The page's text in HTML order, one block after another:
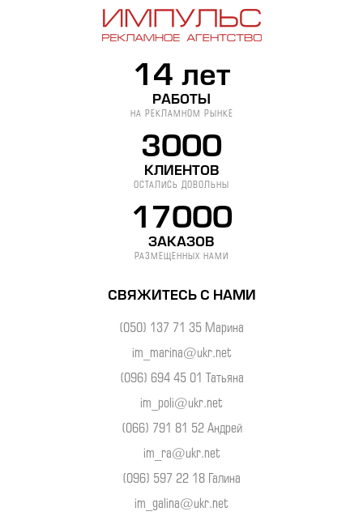
14 лет
РАБОТЫ
НА РЕКЛАМНОМ РЫНКЕ
3000
КЛИЕНТОВ
ОСТАЛИСЬ ДОВОЛЬНЫ
17000
ЗАКАЗОВ
РАЗМЕЩЕННЫХ НАМИ
СВЯЖИТЕСЬ С НАМИ
(050) 137 71 35 Марина
im_marina@ukr.net
(096) 694 45 01 Татьяна
im_poli@ukr.net
(066) 791 81 52 Андрей
im_ra@ukr.net
(096) 597 22 18 Галина
im_galina@ukr.net